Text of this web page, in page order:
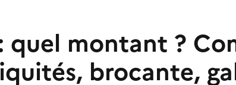
quel montant ?
brocante,